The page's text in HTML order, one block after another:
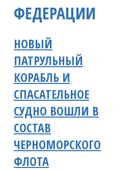
ФЕДЕРАЦИИ
НОВЫЙ
ПАТРУЛЬНЫЙ
КОРАБЛЬ И
СПАСАТЕЛЬНОЕ
СУДНО ВОШЛИ В
СОСТАВ
ЧЕРНОМОРСКОГО
ФЛОТА